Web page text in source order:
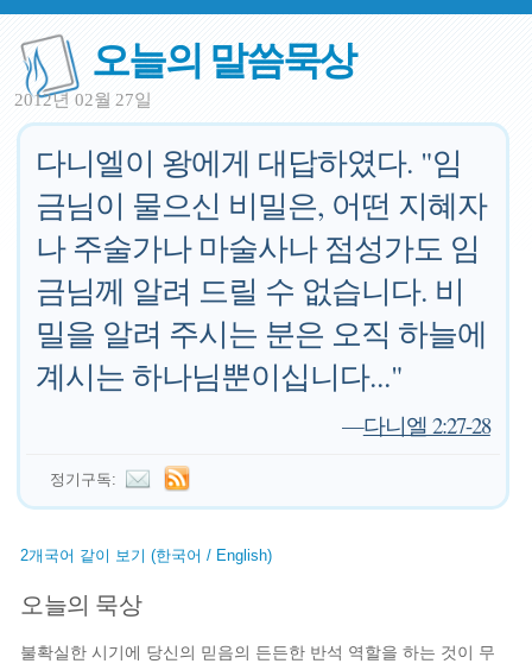
오늘의 말씀묵상
2012년 02월 27일
다니엘이 왕에게 대답하였다. "임
금님이 물으신 비밀은, 어떤 지혜자
나 주술가나 마술사나 점성가도 임
금님께 알려 드릴 수 없습니다. 비
밀을 알려 주시는 분은 오직 하늘에
계시는 하나님뿐이십니다..."
—다니엘 2:27-28
정기구독:
2개국어 같이 보기 (한국어 / English)
오늘의 묵상
불확실한 시기에 당신의 믿음의 든든한 반석 역할을 하는 것이 무